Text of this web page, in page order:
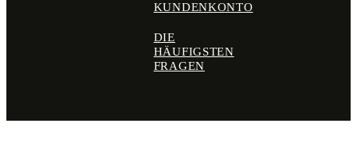
KUNDENKONTO
DIE
HÄUFIGSTEN
FRAGEN